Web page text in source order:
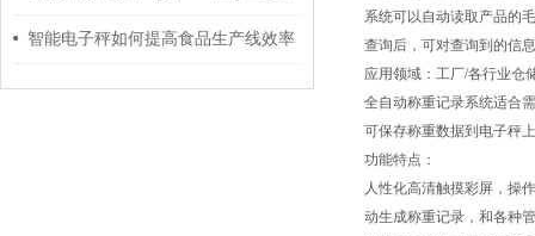
智能电子秤如何提高食品生产线效率
系统可以自动读取产品的
查询后，可对查询到的信
应用领域：工厂/各行业仓
全自动称重记录系统适合
可保存称重数据到电子秤
功能特点：
人性化高清触摸彩屏，操
动生成称重记录，和各种